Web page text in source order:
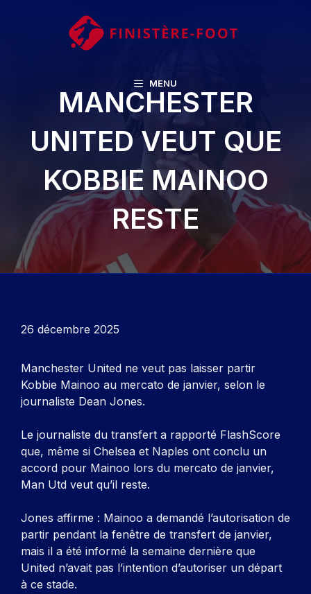
MENU
MANCHESTER
UNITED VEUT QUE
KOBBIE MAINOO
RESTE
26 décembre 2025
Manchester United ne veut pas laisser partir
Kobbie Mainoo au mercato de janvier, selon le
journaliste Dean Jones.
Le journaliste du transfert a rapporté FlashScore
que, même si Chelsea et Naples ont conclu un
accord pour Mainoo lors du mercato de janvier,
Man Utd veut qu’il reste.
Jones affirme : Mainoo a demandé l’autorisation de
partir pendant la fenêtre de transfert de janvier,
mais il a été informé la semaine dernière que
United n’avait pas l’intention d’autoriser un départ
à ce stade.